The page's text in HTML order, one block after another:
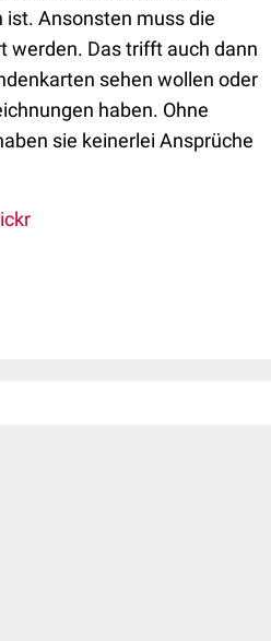
ist. Ansonsten muss die
werden. Das trifft auch dann
sehen wollen oder
haben. Ohne
sie keinerlei Ansprüche